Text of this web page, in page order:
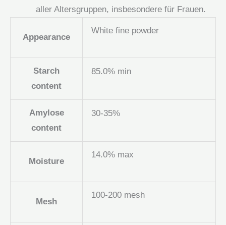
aller Altersgruppen, insbesondere für Frauen.
Appearance
White fine powder
Starch
content
85.0% min
Amylose
content
30-35%
Moisture
14.0% max
Mesh
100-200 mesh